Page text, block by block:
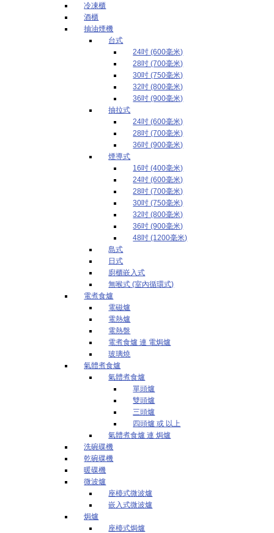
冷凍櫃
酒櫃
抽油煙機
台式
24吋 (600毫米)
28吋 (700毫米)
30吋 (750毫米)
32吋 (800毫米)
36吋 (900毫米)
抽拉式
24吋 (600毫米)
28吋 (700毫米)
36吋 (900毫米)
煙導式
16吋 (400毫米)
24吋 (600毫米)
28吋 (700毫米)
30吋 (750毫米)
32吋 (800毫米)
36吋 (900毫米)
48吋 (1200毫米)
島式
日式
廚櫃嵌入式
無喉式 (室內循環式)
電煮食爐
電磁爐
電熱爐
電熱盤
電煮食爐 連 電焗爐
玻璃燒
氣體煮食爐
氣體煮食爐
單頭爐
雙頭爐
三頭爐
四頭爐 或 以上
氣體煮食爐 連 焗爐
洗碗碟機
乾碗碟機
暖碟機
微波爐
座檯式微波爐
嵌入式微波爐
焗爐
座檯式焗爐